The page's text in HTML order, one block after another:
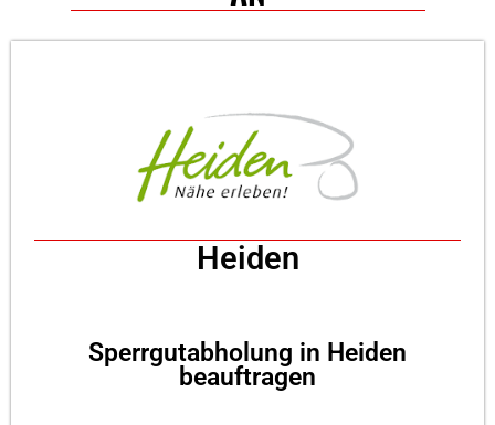
Heiden
Sperrgutabholung in Heiden
beauftragen